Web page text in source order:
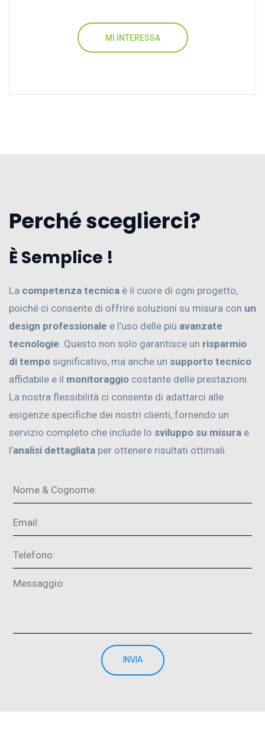
MI INTERESSA
Perché sceglierci?
È Semplice !
La competenza tecnica è il cuore di ogni progetto,
poiché ci consente di offrire soluzioni su misura con un
design professionale e l’uso delle più avanzate
tecnologie . Questo non solo garantisce un risparmio
di tempo significativo, ma anche un supporto tecnico
affidabile e il monitoraggio costante delle prestazioni.
La nostra flessibilità ci consente di adattarci alle
esigenze specifiche dei nostri clienti, fornendo un
servizio completo che include lo sviluppo su misura e
l’analisi dettagliata per ottenere risultati ottimali.